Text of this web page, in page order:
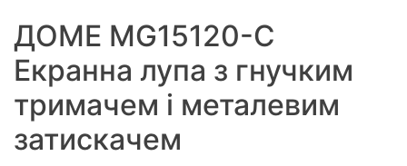
ДОМЕ MG15120-C
Екранна лупа з гнучким
тримачем і металевим
затискачем